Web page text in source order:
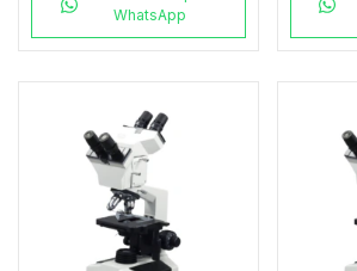
WhatsApp